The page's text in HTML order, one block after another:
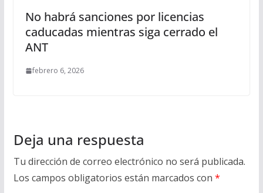
No habrá sanciones por licencias
caducadas mientras siga cerrado el
ANT
febrero 6, 2026
Deja una respuesta
Tu dirección de correo electrónico no será publicada.
Los campos obligatorios están marcados con *